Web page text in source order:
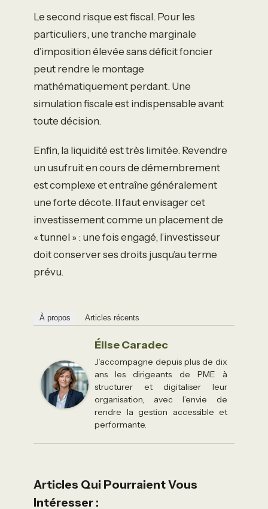
Le second risque est fiscal. Pour les
particuliers, une tranche marginale
d’imposition élevée sans déficit foncier
peut rendre le montage
mathématiquement perdant. Une
simulation fiscale est indispensable avant
toute décision.
Enfin, la liquidité est très limitée. Revendre
un usufruit en cours de démembrement
est complexe et entraîne généralement
une forte décote. Il faut envisager cet
investissement comme un placement de
« tunnel » : une fois engagé, l’investisseur
doit conserver ses droits jusqu’au terme
prévu.
À propos Articles récents
Élise Caradec
J’accompagne depuis plus de dix
ans les dirigeants de PME à
structurer et digitaliser leur
organisation, avec l’envie de
rendre la gestion accessible et
performante.
Articles Qui Pourraient Vous
Intéresser :